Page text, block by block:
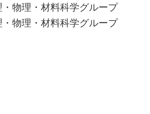
理・材料科学グループ
理・材料科学グループ